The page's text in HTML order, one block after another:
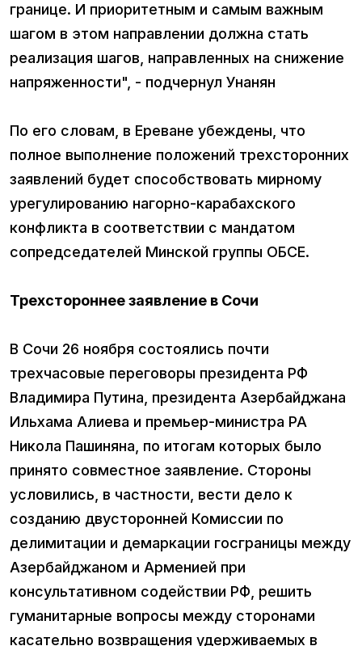
границе. И приоритетным и самым важным
шагом в этом направлении должна стать
реализация шагов, направленных на снижение
напряженности", - подчернул Унанян
По его словам, в Ереване убеждены, что
полное выполнение положений трехсторонних
заявлений будет способствовать мирному
урегулированию нагорно-карабахского
конфликта в соответствии с мандатом
сопредседателей Минской группы ОБСЕ.
Трехстороннее заявление в Сочи
В Сочи 26 ноября состоялись почти
трехчасовые переговоры президента РФ
Владимира Путина, президента Азербайджана
Ильхама Алиева и премьер-министра РА
Никола Пашиняна, по итогам которых было
принято совместное заявление. Стороны
условились, в частности, вести дело к
созданию двусторонней Комиссии по
делимитации и демаркации госграницы между
Азербайджаном и Арменией при
консультативном содействии РФ, решить
гуманитарные вопросы между сторонами
касательно возвращения удерживаемых в